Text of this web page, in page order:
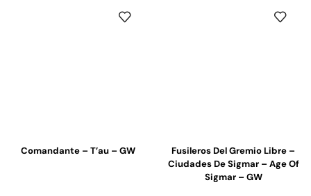
Comandante – T’au – GW
Fusileros Del Gremio Libre –
Ciudades De Sigmar – Age Of
Sigmar – GW